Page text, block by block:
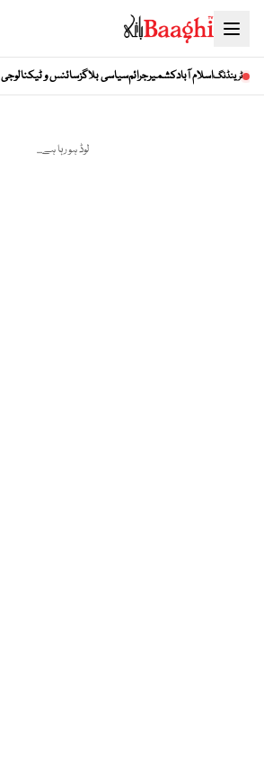
ٹرینڈنگاسلام آبادکشمیرجرائمسیاسی بلاگزسائنس و ٹیکنالوجی
لوڈ ہو رہا ہے...